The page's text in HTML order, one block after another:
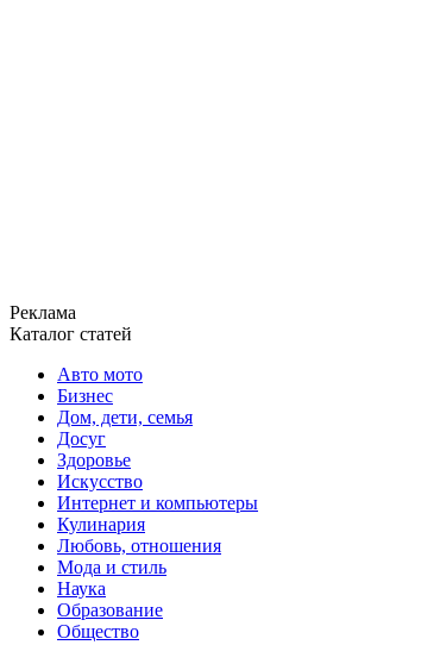
Реклама
Каталог статей
Авто мото
Бизнес
Дом, дети, семья
Досуг
Здоровье
Искусство
Интернет и компьютеры
Кулинария
Любовь, отношения
Мода и стиль
Наука
Образование
Общество